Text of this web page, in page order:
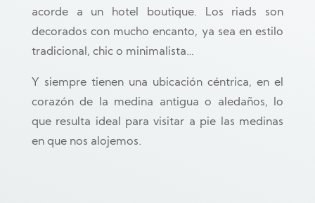
acorde a un hotel boutique. Los riads son
decorados con mucho encanto, ya sea en estilo
tradicional, chic o minimalista…
Y siempre tienen una ubicación céntrica, en el
corazón de la medina antigua o aledaños, lo
que resulta ideal para visitar a pie las medinas
en que nos alojemos.